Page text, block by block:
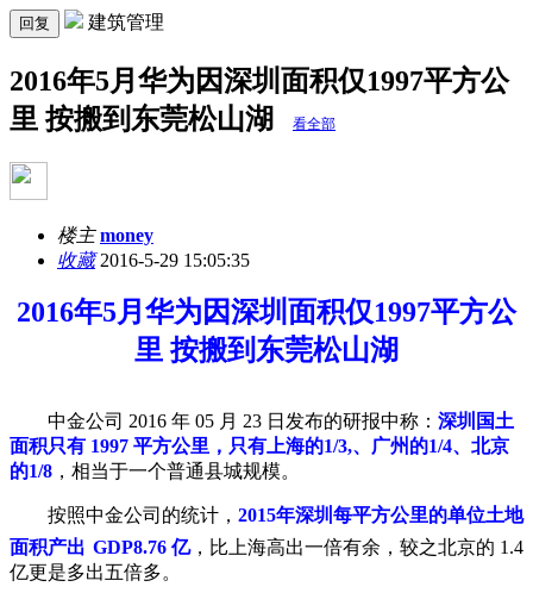
回复 建筑管理
2016年5月华为因深圳面积仅1997平方公
里 按搬到东莞松山湖
看全部
楼主 money
收藏2016-5-29 15:05:35
2016年5月华为因深圳面积仅1997平方公
里 按搬到东莞松山湖
中金公司 2016 年 05 月 23 日发布的研报中称： 深圳国土
面积只有 1997 平方公里，只有上海的1/3,、广州的1/4、北京
的1/8 ，相当于一个普通县城规模。
按照中金公司的统计， 2015年深圳每平方公里的单位土地
面积产出 GDP8.76 亿，比上海高出一倍有余，较之北京的 1.4
亿更是多出五倍多。